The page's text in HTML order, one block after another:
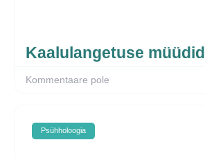
Kaalulangetuse müüdid
Kommentaare pole
Psühholoogia